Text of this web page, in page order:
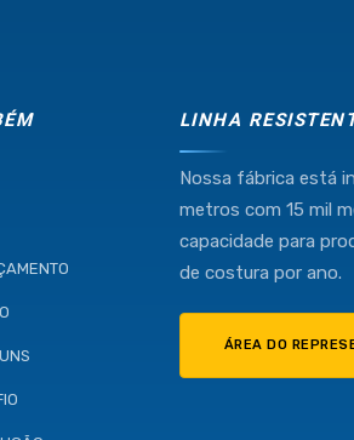
LINHA
Nossa fábrica está
metros com 15 mil
capacidade para
de costura por ano.
ÁREA DO